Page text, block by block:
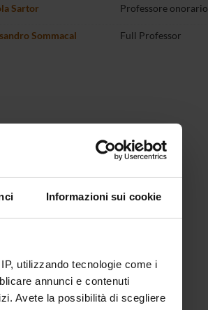
Informazioni sui cookie
utilizzando tecnologie come i
annunci e contenuti
Avete la possibilità di scegliere
Sartor Professore onorario
Sommacal Full Professor